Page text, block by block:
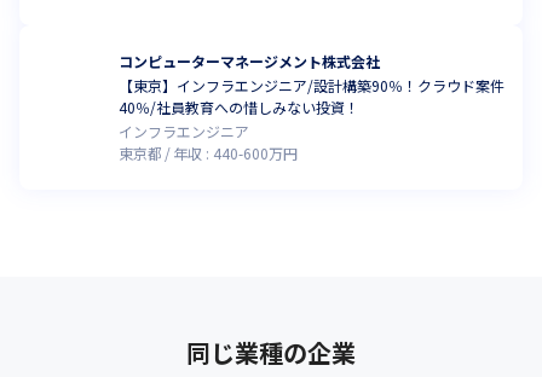
コンピューターマネージメント株式会社
【東京】インフラエンジニア/設計構築90％！クラウド案件
40％/社員教育への惜しみない投資！
インフラエンジニア
東京都
年収 : 440-600万円
同じ業種の企業